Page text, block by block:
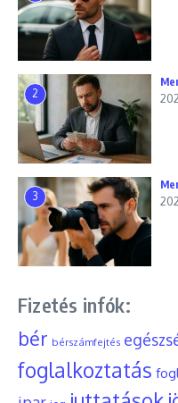
2
3
Fizetés infók:
bér bérszámfejtés
foglalkoztatás